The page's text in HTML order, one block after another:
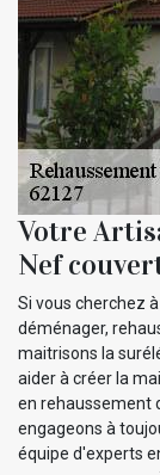
Votre
Nef
Si vous cherchez
déménager,
maitrisons la
aider à créer la
en rehaussement
engageons à
équipe d'experts